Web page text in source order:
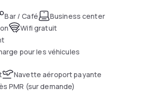
Bar / Café
Business center
Wifi gratuit
pour les véhicules
Navette aéroport payante
PMR (sur demande)